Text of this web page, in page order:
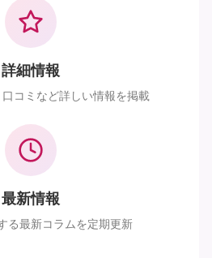
詳細情報
コミなど詳しい情報を掲載
最新情報
る最新コラムを定期更新